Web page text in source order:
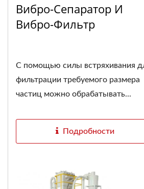
Вибро-Сепаратор И
Вибро-Фильтр
С помощью силы встряхивания
фильтрации требуемого размера
частиц можно обрабатывать...
Подробности